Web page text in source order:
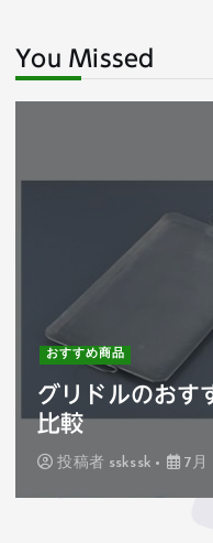
You Missed
おすすめ商品
グリドルのおす
比較
投稿者 sskssk 7月